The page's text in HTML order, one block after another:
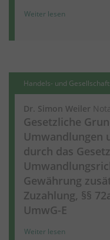
Weiter lesen
Handels- und
Dr. Simon Weiler
Gesetzliche
Umwandlungen
durch das
Gewährung
Zuzahlung, §§
UmwG-E
Weiter lesen